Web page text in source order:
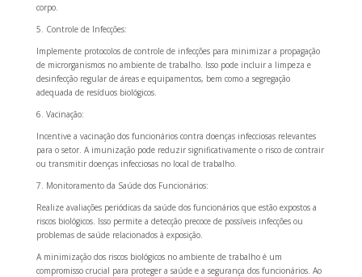
corpo.
5. Controle de Infecções:
Implemente protocolos de controle de infecções para minimizar a propagação
de microrganismos no ambiente de trabalho. Isso pode incluir a limpeza e
desinfecção regular de áreas e equipamentos, bem como a segregação
adequada de resíduos biológicos.
6. Vacinação:
Incentive a vacinação dos funcionários contra doenças infecciosas relevantes
para o setor. A imunização pode reduzir significativamente o risco de contrair
ou transmitir doenças infecciosas no local de trabalho.
7. Monitoramento da Saúde dos Funcionários:
Realize avaliações periódicas da saúde dos funcionários que estão expostos a
riscos biológicos. Isso permite a detecção precoce de possíveis infecções ou
problemas de saúde relacionados à exposição.
A minimização dos riscos biológicos no ambiente de trabalho é um
compromisso crucial para proteger a saúde e a segurança dos funcionários. Ao